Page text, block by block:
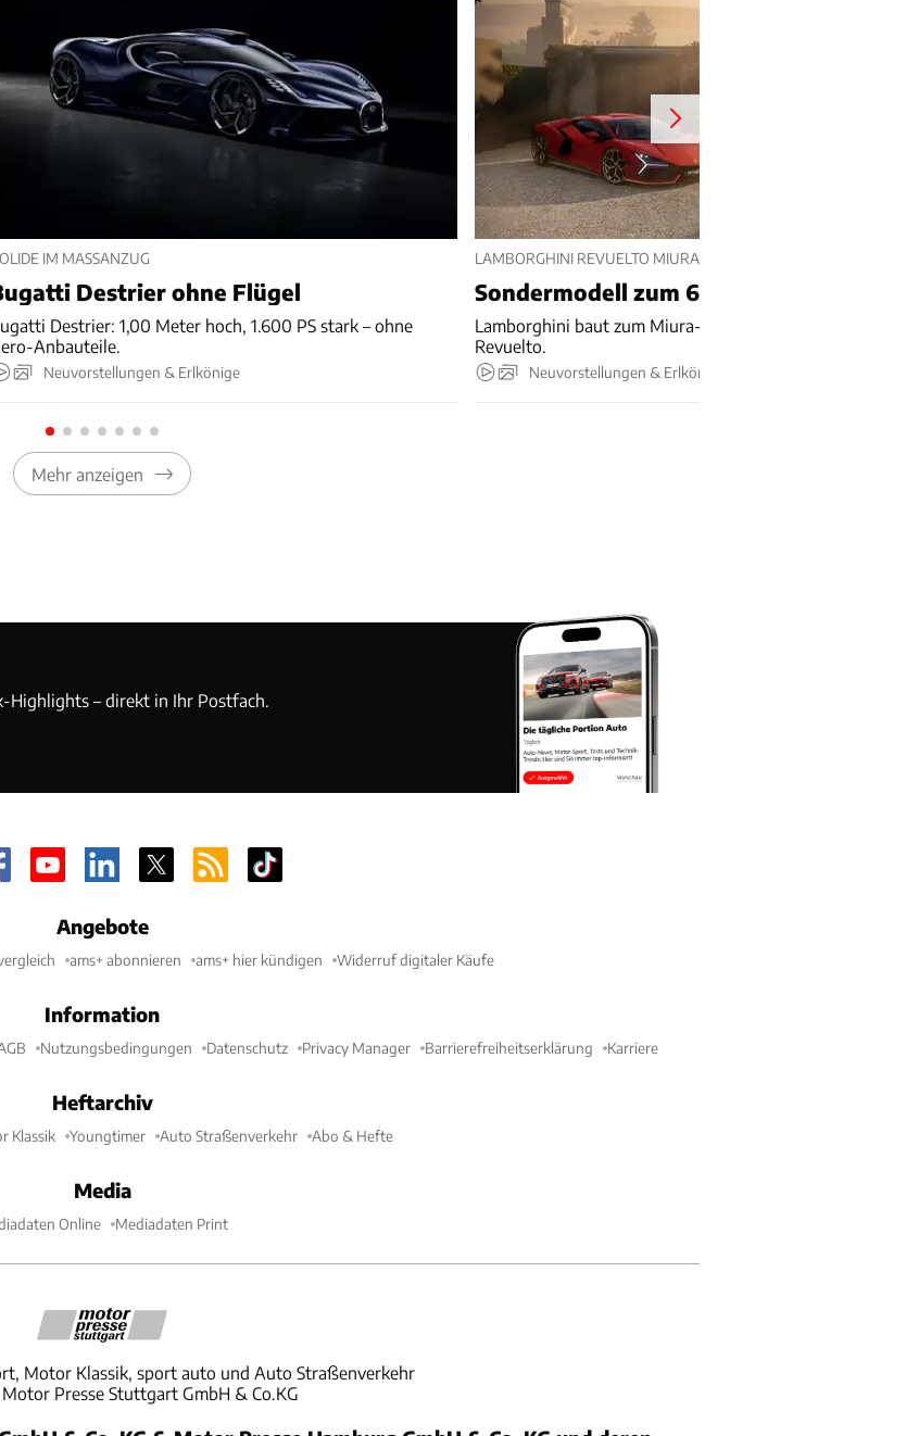
IM MASSANZUG
Destrier ohne Flügel
Destrier: 1,00 Meter hoch, 1.600 PS stark – ohne
Anbauteile.
Neuvorstellungen & Erlkönige
LAMBORGHINI REVUELTO MIURA 60 HOMAGE (2026)
Sondermodell zum 60.
Lamborghini baut zum Miura-Geburtstag 99 Sonder-
Revuelto.
Neuvorstellungen & Erlkönige
Mehr anzeigen
Highlights – direkt in Ihr Postfach.
Angebote
ams+ abonnieren ams+ hier kündigen Widerruf digitaler Käufe
Information
Nutzungsbedingungen Datenschutz Privacy Manager Barrierefreiheitserklärung Karriere
Heftarchiv
Klassik Youngtimer Auto Straßenverkehr Abo & Hefte
Media
Online Mediadaten Print
Motor Klassik, sport auto und Auto Straßenverkehr
Presse Stuttgart GmbH & Co.KG